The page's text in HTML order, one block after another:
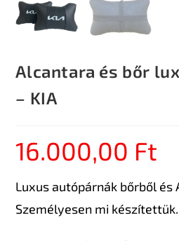
Alcantara és bőr
– KIA
16.000,00 Ft
Luxus autópárnák bőrből és
Személyesen mi készítettük.